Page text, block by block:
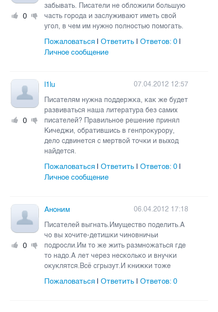
0
забывать. Писатели не обложили большую
часть города и заслуживают иметь свой
угол, в чем им нужно полностью помогать.
Пожаловаться |Ответить |Ответов:0
Личное сообщение
0
l1lu
07.04.2012 12:57
Писателям нужна поддержка, как же будет
развиваться наша литература без самих
писателей? Правильное решение принял
Кичеджи, обратившись в генпрокурору,
дело сдвинется с мертвой точки и выход
найдется.
Пожаловаться |Ответить |Ответов:0
Личное сообщение
0
Аноним
06.04.2012 17:18
Писателей выгнать.Имущество поделить.А
чо вы хочите-детишки чиновничьи
подросли.Им то же жить размножаться где
то надо.А лет через несколько и внучки
окуклятся.Всё сгрызут.И книжки тоже
Пожаловаться |Ответить |Ответов:0